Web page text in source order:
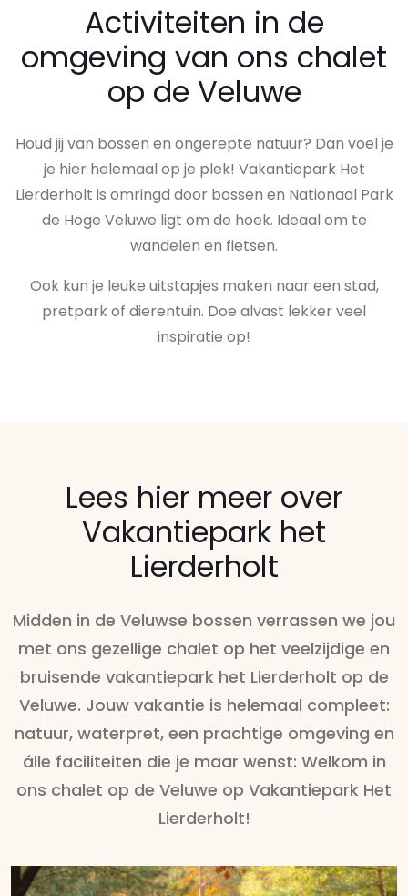
Activiteiten in de
omgeving van ons chalet
op de Veluwe
Houd jij van bossen en ongerepte natuur? Dan voel je
je hier helemaal op je plek! Vakantiepark Het
Lierderholt is omringd door bossen en Nationaal Park
de Hoge Veluwe ligt om de hoek. Ideaal om te
wandelen en fietsen.
Ook kun je leuke uitstapjes maken naar een stad,
pretpark of dierentuin. Doe alvast lekker veel
inspiratie op!
Lees hier meer over
Vakantiepark het
Lierderholt
Midden in de Veluwse bossen verrassen we jou
met ons gezellige chalet op het veelzijdige en
bruisende vakantiepark het Lierderholt op de
Veluwe. Jouw vakantie is helemaal compleet:
natuur, waterpret, een prachtige omgeving en
álle faciliteiten die je maar wenst: Welkom in
ons chalet op de Veluwe op Vakantiepark Het
Lierderholt!